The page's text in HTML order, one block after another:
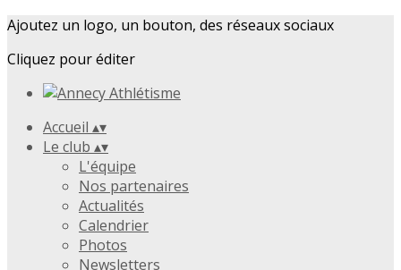
Ajoutez un logo, un bouton, des réseaux sociaux
Cliquez pour éditer
Accueil ▴▾
Le club ▴▾
L'équipe
Nos partenaires
Actualités
Calendrier
Photos
Newsletters